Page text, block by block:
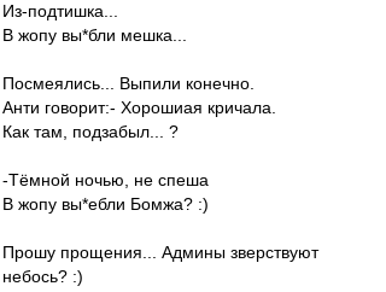
Из-подтишка...
В жопу вы*бли мешка...
Посмеялись... Выпили конечно.
Анти говорит:- Хорошиая кричала.
Как там, подзабыл... ?
-Тёмной ночью, не спеша
В жопу вы*ебли Бомжа? :)
Прошу прощения... Админы зверствуют
небось? :)